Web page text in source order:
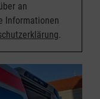
an
Informationen
.